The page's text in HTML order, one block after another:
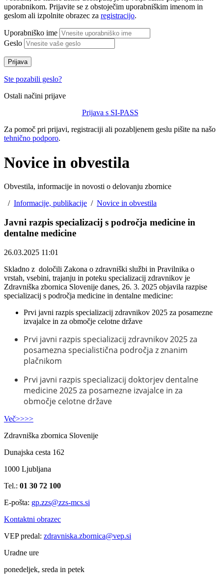
uporabnikom. Prijavite se z obstoječim uporabniškim imenom in
geslom ali izpolnite obrazec za registracijo.
Uporabniško ime
Geslo
Prijava
Ste pozabili geslo?
Ostali načini prijave
Prijava s SI-PASS
Za pomoč pri prijavi, registraciji ali pozabljenem geslu pišite na našo
tehnično podporo.
Novice in obvestila
Obvestila, informacije in novosti o delovanju zbornice
/ Informacije, publikacije / Novice in obvestila
Javni razpis specializacij s področja medicine in
dentalne medicine
26.03.2025 11:01
Skladno z določili Zakona o zdravniški službi in Pravilnika o
vrstah, vsebini, trajanju in poteku specializacij zdravnikov je
Zdravniška zbornica Slovenije danes, 26. 3. 2025 objavila razpise
specializacij s področja medicine in dentalne medicine:
Prvi javni razpis specializacij zdravnikov 2025 za posamezne
izvajalce in za območje celotne države
Prvi javni razpis specializacij zdravnikov 2025 za
posamezna specialistična področja z znanim
plačnikom
Prvi javni razpis specializacij doktorjev dentalne
medicine 2025 za posamezne izvajalce in za
območje celotne države
Več>>>>
Zdravniška zbornica Slovenije
Dunajska cesta 162
1000 Ljubljana
Tel.: 01 30 72 100
E-pošta: gp.zzs@zzs-mcs.si
Kontaktni obrazec
VEP predal: zdravniska.zbornica@vep.si
Uradne ure
ponedeljek, sreda in petek